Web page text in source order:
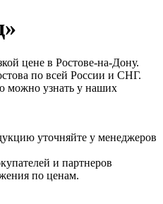
цене в Ростове-на-Дону.
по всей России и СНГ.
можно узнать у наших
уточняйте у менеджеров
и партнеров
по ценам.